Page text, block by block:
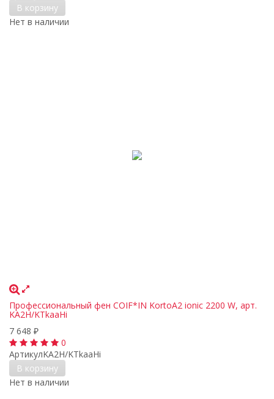
В корзину
Нет в наличии
Профессиональный фен COIF*IN KortoA2 ionic 2200 W, арт.
KA2H/KTkaaHi
7 648 ₽
0
АртикулKA2H/KTkaaHi
В корзину
Нет в наличии